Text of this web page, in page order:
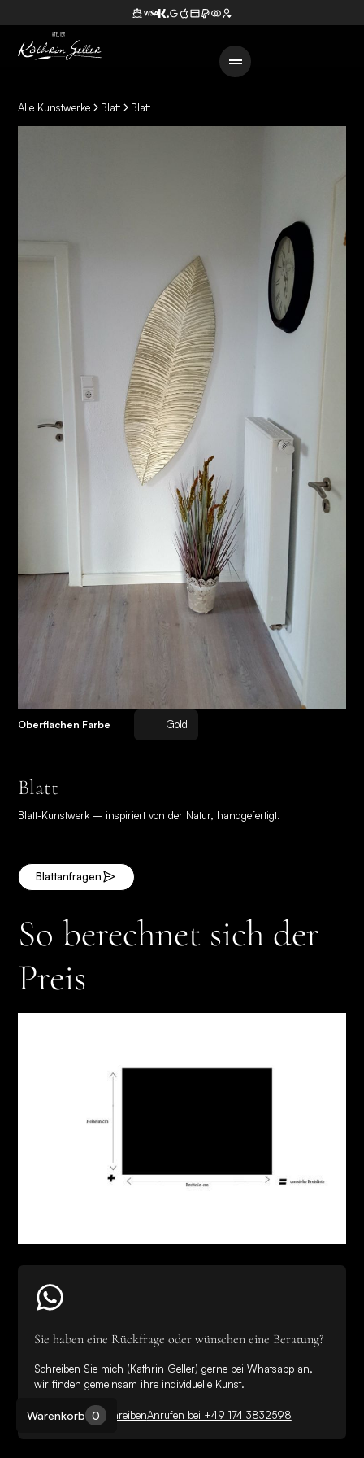
Alle Kunstwerke Blatt Blatt
Blatt
Blatt-Kunstwerk – inspiriert von der Natur, handgefertigt.
Blattanfragen
So berechnet sich der
Preis
Sie haben eine Rückfrage oder wünschen eine Beratung?
Schreiben Sie mich (Kathrin Geller) gerne bei Whatsapp an,
wir finden gemeinsam ihre individuelle Kunst.
Bei WhatsApp schreibenAnrufen bei +49 174 3832598
Oberflächen Farbe Gold
Warenkorb 0